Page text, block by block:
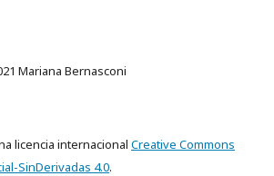
Mariana Bernasconi
licencia internacional Creative Commons
SinDerivadas 4.0.